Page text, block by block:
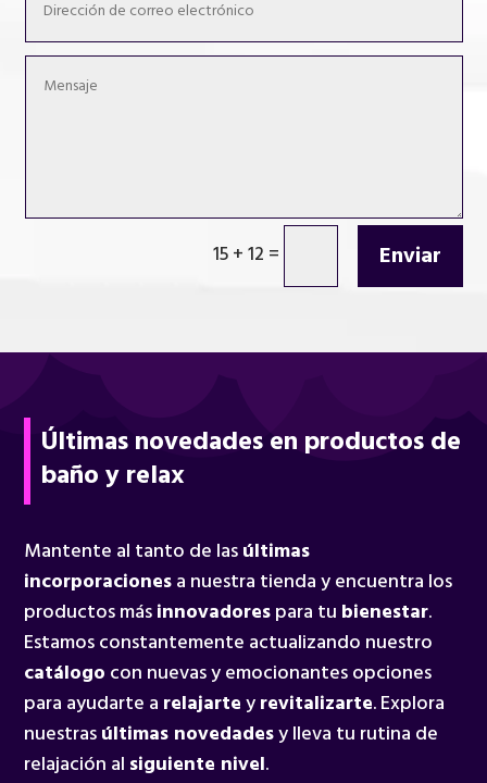
15 + 12 = Enviar
Últimas novedades en productos de
baño y relax
Mantente al tanto de lasúltimas
incorporacionesa nuestra tienda y encuentra los
productos másinnovadorespara tu bienestar.
Estamos constantemente actualizando nuestro
catálogo con nuevas y emocionantes opciones
para ayudarte a relajarteyrevitalizarte. Explora
nuestrasúltimas novedadesy lleva tu rutina de
relajación al siguiente nivel.